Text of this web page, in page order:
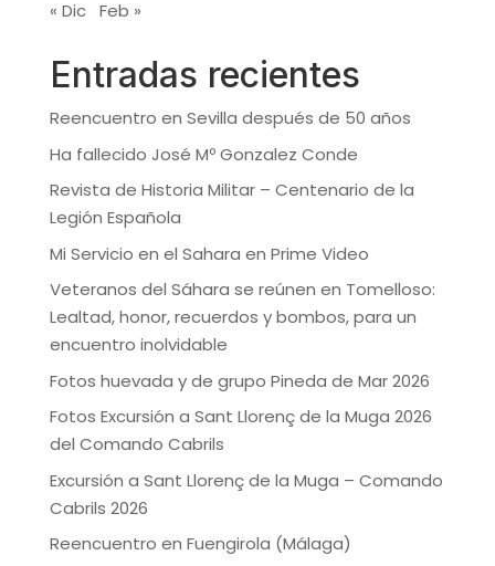
« Dic Feb »
Entradas recientes
Reencuentro en Sevilla después de 50 años
Ha fallecido José Mº Gonzalez Conde
Revista de Historia Militar – Centenario de la
Legión Española
Mi Servicio en el Sahara en Prime Video
Veteranos del Sáhara se reúnen en Tomelloso:
Lealtad, honor, recuerdos y bombos, para un
encuentro inolvidable
Fotos huevada y de grupo Pineda de Mar 2026
Fotos Excursión a Sant Llorenç de la Muga 2026
del Comando Cabrils
Excursión a Sant Llorenç de la Muga – Comando
Cabrils 2026
Reencuentro en Fuengirola (Málaga)